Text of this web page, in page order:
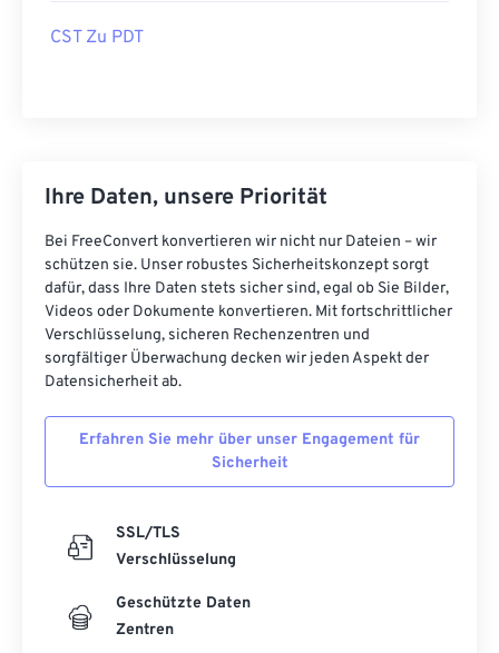
CST Zu PDT
Ihre Daten, unsere Priorität
Bei FreeConvert konvertieren wir nicht nur Dateien – wir
schützen sie. Unser robustes Sicherheitskonzept sorgt
dafür, dass Ihre Daten stets sicher sind, egal ob Sie Bilder,
Videos oder Dokumente konvertieren. Mit fortschrittlicher
Verschlüsselung, sicheren Rechenzentren und
sorgfältiger Überwachung decken wir jeden Aspekt der
Datensicherheit ab.
Erfahren Sie mehr über unser Engagement für
Sicherheit
SSL/TLS
Verschlüsselung
Geschützte Daten
Zentren